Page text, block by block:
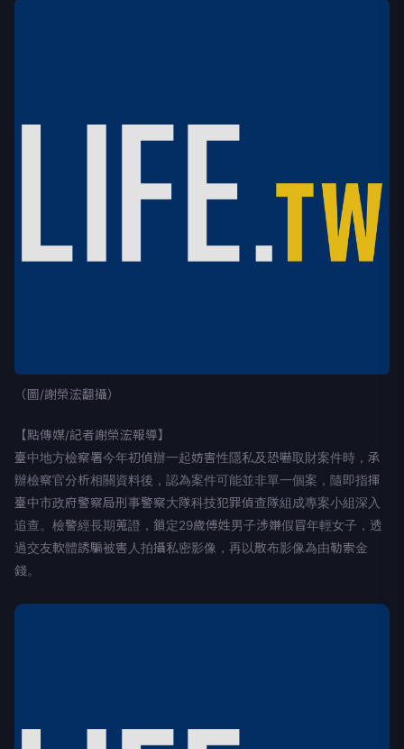
（圖/謝榮浤翻攝）
【點傳媒/記者謝榮浤報導】
臺中地方檢察署今年初偵辦一起妨害性隱私及恐嚇取財案件時，承
辦檢察官分析相關資料後，認為案件可能並非單一個案，隨即指揮
臺中市政府警察局刑事警察大隊科技犯罪偵查隊組成專案小組深入
追查。檢警經長期蒐證，鎖定29歲傅姓男子涉嫌假冒年輕女子，透
過交友軟體誘騙被害人拍攝私密影像，再以散布影像為由勒索金
錢。